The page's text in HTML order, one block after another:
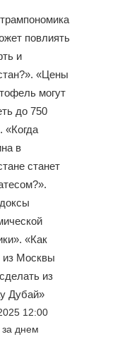
повлиять
и
«Цены
могут
до 750
«Когда
в
станет
«Как
из Москвы
из
Дубай»
12:00
за днем